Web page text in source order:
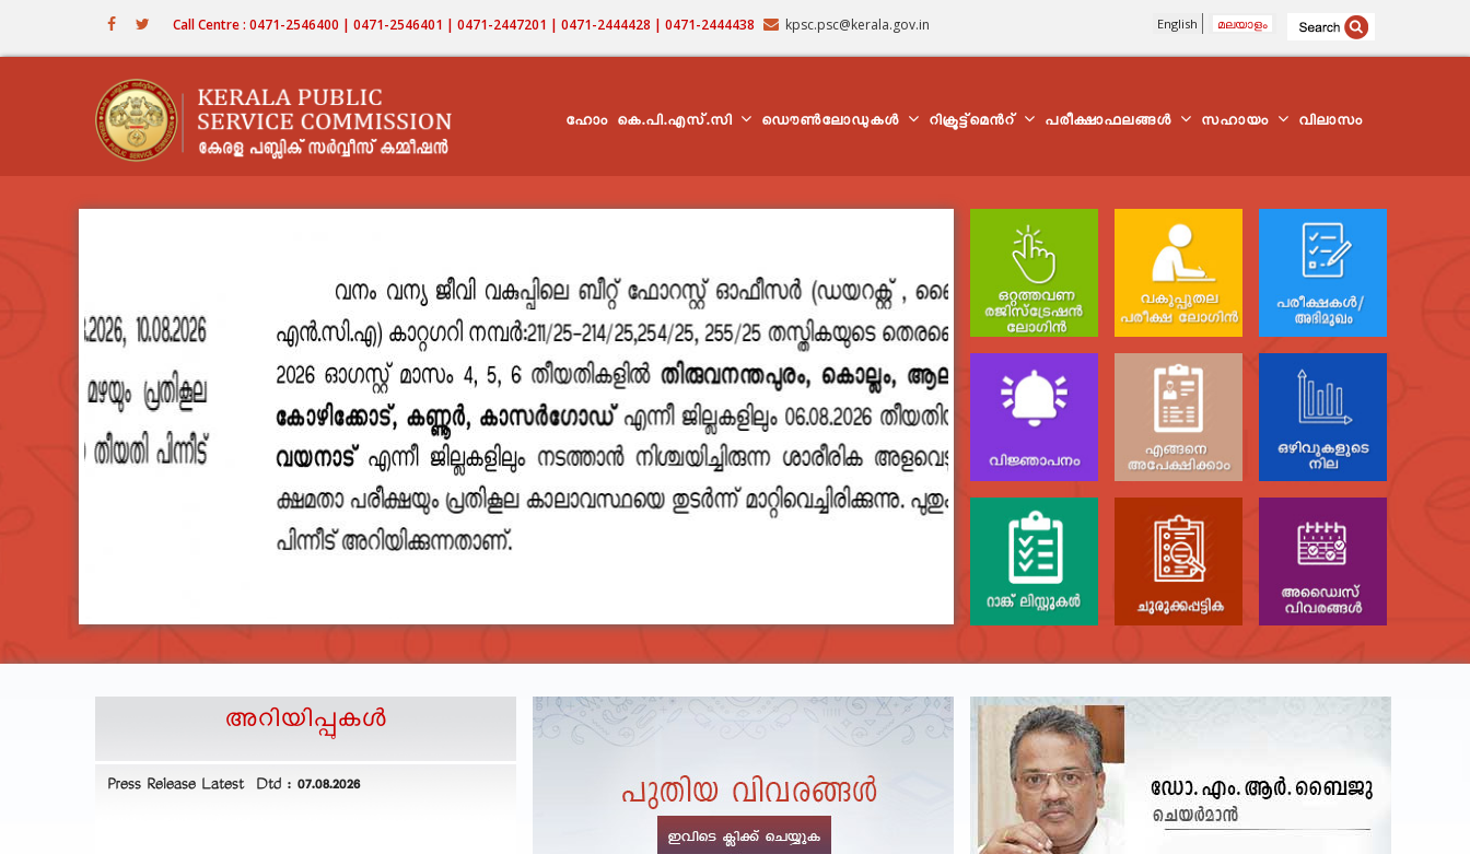
Call Centre : 0471-2546400 | 0471-2546401 | 0471-2447201 | 0471-2444428 | 0471-2444438 kpsc.psc@kerala.gov.in English മലയാളം
NAVIGATION
ഹോം കെ.പി.എസ്.സി ഡൌൺലോഡുകൾ റിക്രൂട്ട്മെന്‍റ് പരീക്ഷാഫലങ്ങൾ സഹായം വിലാസം
അറിയിപ്പുകള്‍
Press Release Latest Dtd : 07.08.2026
2023__final_list_o_m_r__sheets_for_destruction.pdf
LIST OF O.M.R./DESCRIPTIVE ANSWER SHEETS
ORDERED FOR DESTRUCTION- 2023
DEPARTMENTAL TEST - JANUARY 2026 -Date of
Exam Post poned